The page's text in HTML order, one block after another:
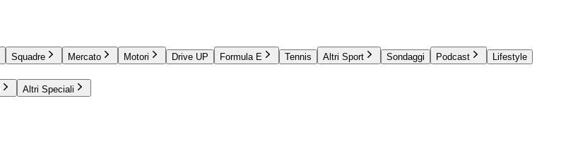
Squadre Mercato Motori Drive UP Formula E Tennis Altri Sport Sondaggi Podcast
Lifestyle
Altri Speciali